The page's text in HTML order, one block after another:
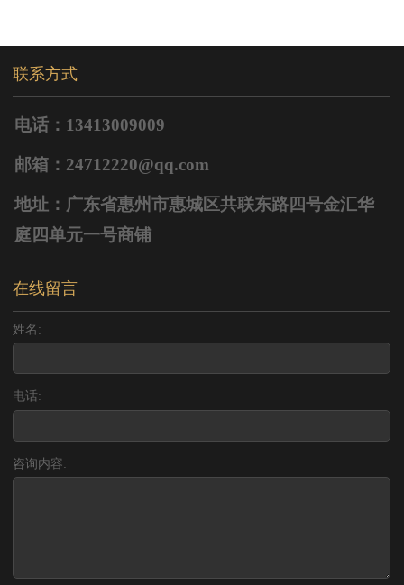
联系方式
电话：13413009009
邮箱：24712220@qq.com
地址：广东省惠州市惠城区共联东路四号金汇华
庭四单元一号商铺
在线留言
姓名:
电话:
咨询内容: